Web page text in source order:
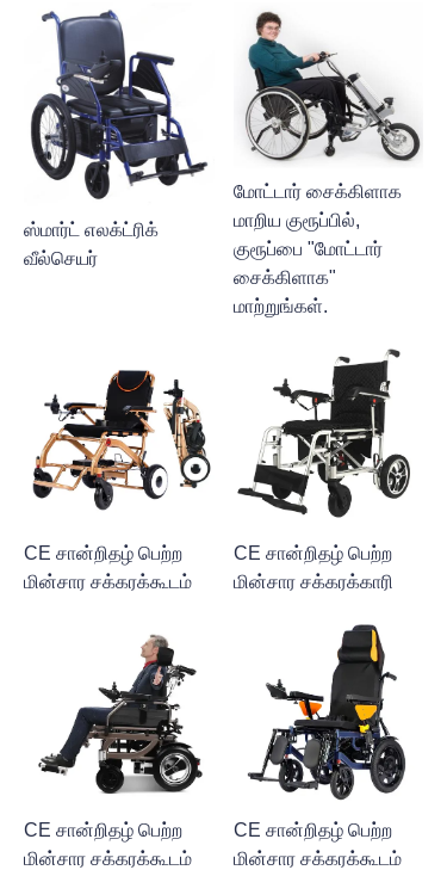
ஸ்மார்ட் எலக்ட்ரிக்
வீல்செயர்
மோட்டார் சைக்கிளாக
மாறிய குரூப்பில்,
குரூப்பை "மோட்டார்
சைக்கிளாக"
மாற்றுங்கள்.
CE சான்றிதழ் பெற்ற
மின்சார சக்கரக்கூடம்
CE சான்றிதழ் பெற்ற
மின்சார சக்கரக்காரி
CE சான்றிதழ் பெற்ற
மின்சார சக்கரக்கூடம்
CE சான்றிதழ் பெற்ற
மின்சார சக்கரக்கூடம்